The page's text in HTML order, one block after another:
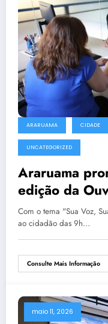
ARARUAMA CIDADE
UNCATEGORIZED
Araruama
edição da
Praça da
Com o tema "Sua Voz,
ao cidadão das 9h…
Consulte Mais Informação
maio 11, 2026